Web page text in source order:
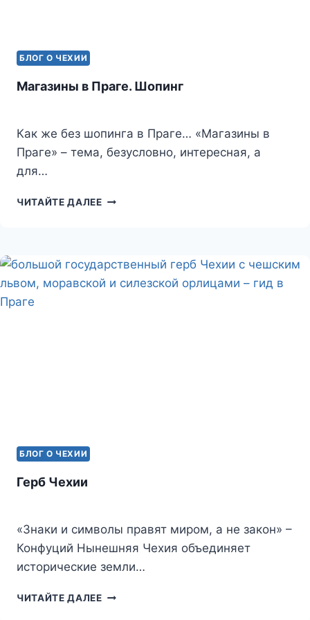
БЛОГ О ЧЕХИИ
Магазины в Праге. Шопинг
Как же без шопинга в Праге… «Магазины в
Праге» – тема, безусловно, интересная, а
для…
ЧИТАЙТЕ ДАЛЕЕМАГАЗИНЫ
БЛОГ О ЧЕХИИ
Герб Чехии
«Знаки и символы правят миром, а не закон» –
Конфуций Нынешняя Чехия объединяет
исторические земли…
ЧИТАЙТЕ ДАЛЕЕГЕРБ